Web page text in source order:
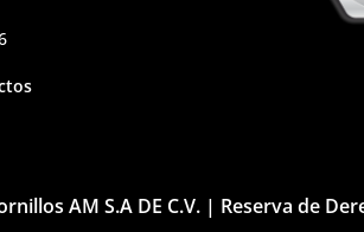
AM S.A DE C.V. | Reserva de